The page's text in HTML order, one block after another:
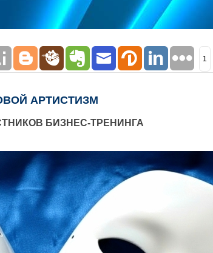
1
АРТИСТИЗМ
БИЗНЕС-ТРЕНИНГА